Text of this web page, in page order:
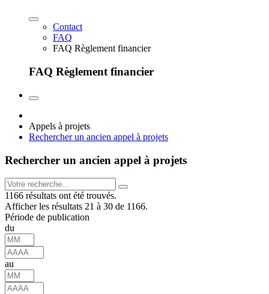
Contact
FAQ
FAQ Règlement financier
FAQ Règlement financier
Appels à projets
Rechercher un ancien appel à projets
Rechercher un ancien appel à projets
1166 résultats ont été trouvés.
Afficher les résultats 21 à 30 de 1166.
Période de publication
du
au